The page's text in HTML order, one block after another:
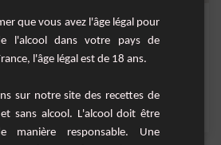
et thym
est une boisson délicieuse et raffinée qui allie
etoile, figue
que vous avez l'âge légal pour
l'alcool dans votre pays de
l'âge légal est de 18 ans.
sur notre site des recettes de
sans alcool. L'alcool doit être
manière responsable. Une